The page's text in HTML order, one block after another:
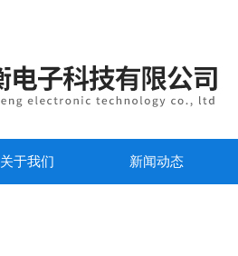
关于我们 新闻动态